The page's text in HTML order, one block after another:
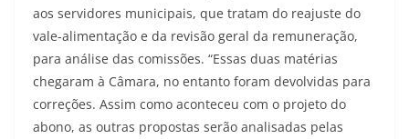
aos servidores municipais, que tratam do reajuste do
vale-alimentação e da revisão geral da remuneração,
para análise das comissões. “Essas duas matérias
chegaram à Câmara, no entanto foram devolvidas para
correções. Assim como aconteceu com o projeto do
abono, as outras propostas serão analisadas pelas